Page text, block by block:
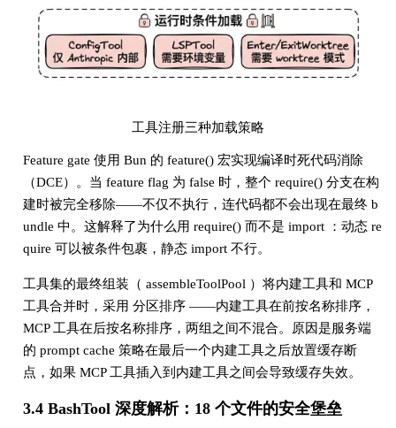
工具注册三种加载策略
Feature gate 使用 Bun 的 feature() 宏实现编译时死代码消除
（DCE）。当 feature flag 为 false 时，整个 require() 分支在构
建时被完全移除——不仅不执行，连代码都不会出现在最终 b
undle 中。这解释了为什么用 require() 而不是 import ：动态 re
quire 可以被条件包裹，静态 import 不行。
工具集的最终组装（ assembleToolPool ）将内建工具和 MCP
工具合并时，采用 分区排序 ——内建工具在前按名称排序，
MCP 工具在后按名称排序，两组之间不混合。原因是服务端
的 prompt cache 策略在最后一个内建工具之后放置缓存断
点，如果 MCP 工具插入到内建工具之间会导致缓存失效。
3.4 BashTool 深度解析：18 个文件的安全堡垒